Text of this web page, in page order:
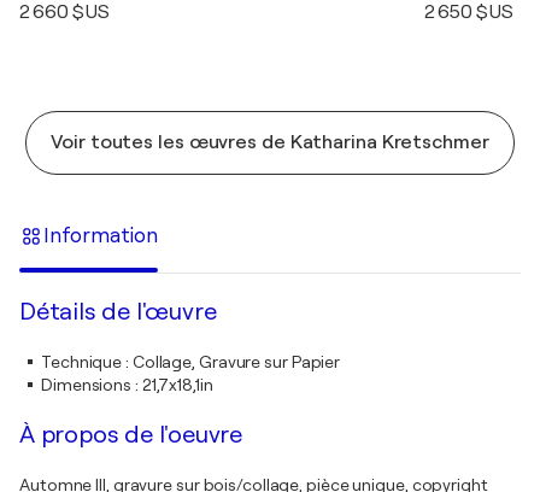
2 660 $US 2 650 $US
Voir toutes les œuvres de Katharina Kretschmer
Information
Détails de l'œuvre
Technique: Collage, Gravure sur Papier
Dimensions : 21,7x18,1in
À propos de l'oeuvre
Automne III, gravure sur bois/collage, pièce unique, copyright